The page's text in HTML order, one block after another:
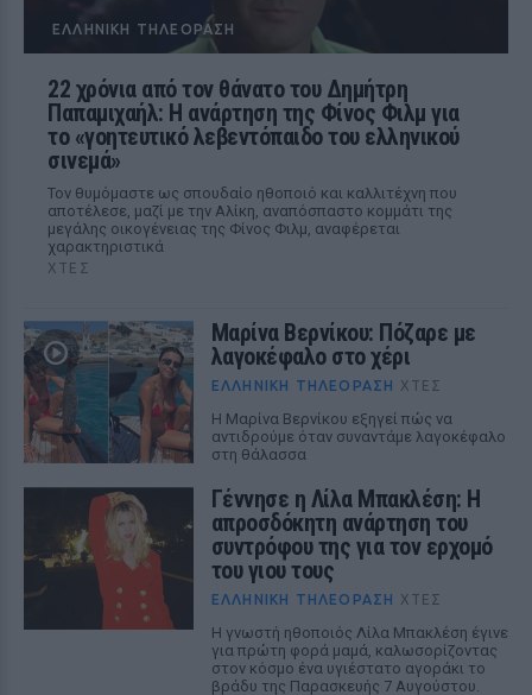
ΕΛΛΗΝΙΚΉ ΤΗΛΕΌΡΑΣΗ
22 χρόνια από τον θάνατο του Δημήτρη
Παπαμιχαήλ: Η ανάρτηση της Φίνος Φιλμ για
το «γοητευτικό λεβεντόπαιδο του ελληνικού
σινεμά»
Τον θυμόμαστε ως σπουδαίο ηθοποιό και καλλιτέχνη που
αποτέλεσε, μαζί με την Αλίκη, αναπόσπαστο κομμάτι της
μεγάλης οικογένειας της Φίνος Φιλμ, αναφέρεται
χαρακτηριστικά
ΧΤΕΣ
Μαρίνα Βερνίκου: Πόζαρε με
λαγοκέφαλο στο χέρι
ΕΛΛΗΝΙΚΉ ΤΗΛΕΌΡΑΣΗ ΧΤΕΣ
Η Μαρίνα Βερνίκου εξηγεί πώς να
αντιδρούμε όταν συναντάμε λαγοκέφαλο
στη θάλασσα
Γέννησε η Λίλα Μπακλέση: Η
απροσδόκητη ανάρτηση του
συντρόφου της για τον ερχομό
του γιου τους
ΕΛΛΗΝΙΚΉ ΤΗΛΕΌΡΑΣΗ ΧΤΕΣ
Η γνωστή ηθοποιός Λίλα Μπακλέση έγινε
για πρώτη φορά μαμά, καλωσορίζοντας
στον κόσμο ένα υγιέστατο αγοράκι το
βράδυ της Παρασκευής 7 Αυγούστου.